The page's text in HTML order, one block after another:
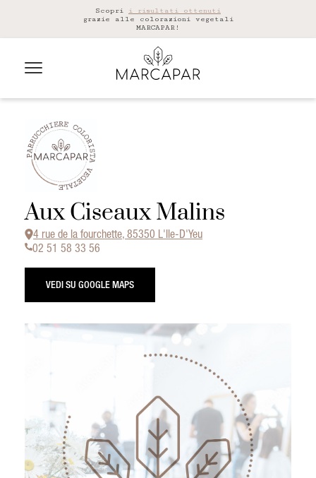
Scopri i risultati ottenuti
grazie alle colorazioni vegetali
MARCAPAR!
Aux Ciseaux Malins
4 rue de la fourchette, 85350 L'Ile-D'Yeu
02 51 58 33 56
VEDI SU GOOGLE MAPS